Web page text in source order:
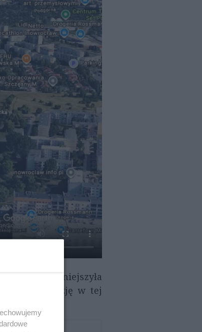
zmniejszyła
decyzję w tej